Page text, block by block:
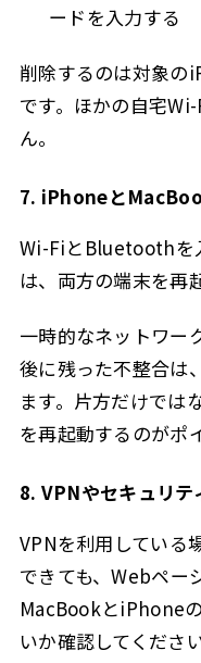
ードを入力する
削除するのは対象の
です。ほかの自宅
ん。
7. iPhoneと
Wi-FiとBluetoothを
は、両方の端末を再
一時的なネットワー
後に残った不整合は
ます。片方だけで
を再起動するのがポ
8. VPNやセキュリテ
VPNを利用している
できても、Webペー
MacBookとiPhone
いか確認してください